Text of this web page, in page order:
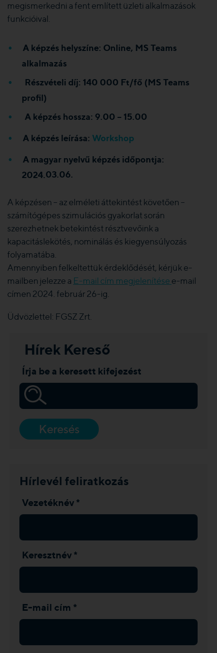
megismerkedni a fent említett üzleti alkalmazások
funkcióival.
A képzés helyszíne: Online, MS Teams
alkalmazás
Részvételi díj: 140 000 Ft/fő (MS Teams
profil)
A képzés hossza: 9.00 – 15.00
A képzés leírása: Workshop
A magyar nyelvű képzés időpontja:
2024. 03.06.
A képzésen – az elméleti áttekintést követően –
számítógépes szimulációs gyakorlat során
szerezhetnek betekintést résztvevőink a
kapacitáslekötés, nominálás és kiegyensúlyozás
folyamatába.
Amennyiben felkeltettük érdeklődését, kérjük e-
mailben jelezze a E-mail cím megjelenítése e-mail
címen 2024. február 26-ig.
Üdvözlettel: FGSZ Zrt.
Hírek Kereső
Írja be a keresett kifejezést
Keresés
Hírlevél feliratkozás
Vezetéknév *
Keresztnév *
E-mail cím *